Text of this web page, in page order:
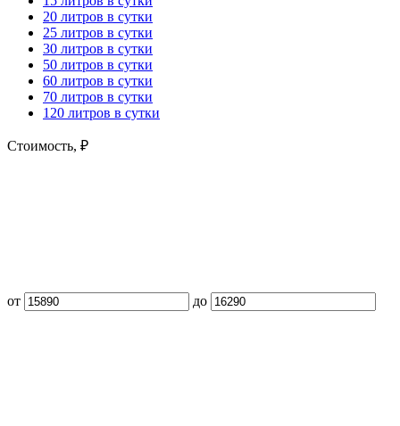
20 литров в сутки
25 литров в сутки
30 литров в сутки
50 литров в сутки
60 литров в сутки
70 литров в сутки
120 литров в сутки
Стоимость, ₽
от до